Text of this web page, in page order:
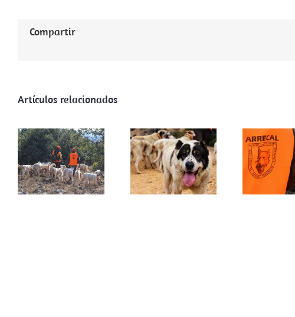
Compartir
Artículos relacionados
reclama al
La Rioja la
adhesión a la
licencia
interautonómica
y reconocer a
la rehala
director
general de
Derechos de
los Animales
una
normativa
avanza
una
única y